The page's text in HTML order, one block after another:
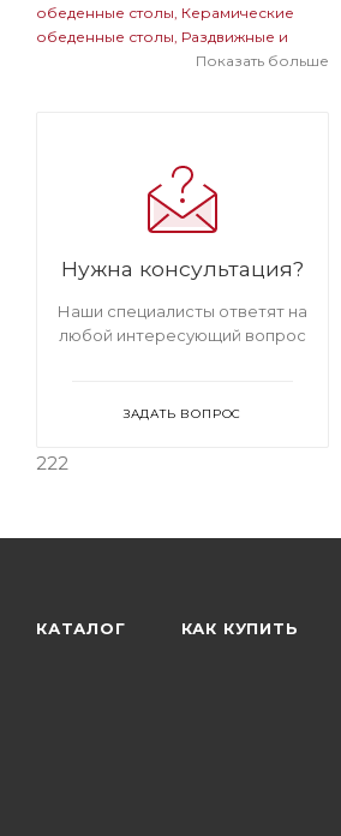
обеденные столы Керамические
обеденные столы Раздвижные и
раскладные обеденные столы
Раздвижные и
раскладные круглые столы
Показать больше
Нужна консультация?
Наши специалисты ответят на
любой интересующий вопрос
ЗАДАТЬ ВОПРОС
222
КАТАЛОГ КАК КУПИТЬ